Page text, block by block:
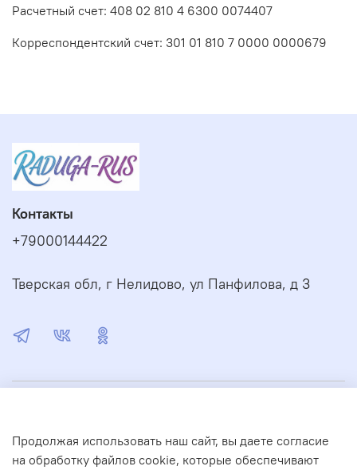
Расчетный счет: 408 02 810 4 6300 0074407
Корреспондентский счет: 301 01 810 7 0000 0000679
Сервис
Контакты
+79000144422
Тверская обл, г Нелидово, ул Панфилова, д 3
Продолжая использовать наш сайт, вы даете согласие
на обработку файлов cookie, которые обеспечивают